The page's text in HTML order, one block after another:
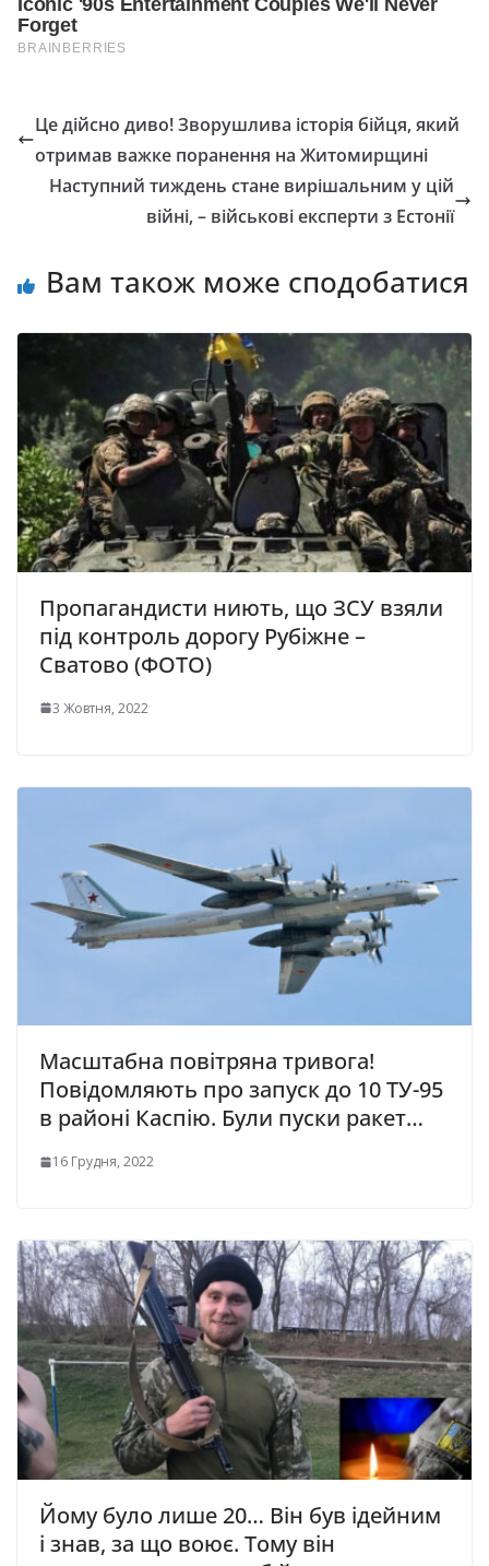
Це дійсно диво! Зворушлива історія бійця, який
отримав важке поранення на Житомирщині
Наступний тиждень стане вирішальним у цій
війні, – військові експерти з Естонії
Вам також може сподобатися
Пропагандисти ниють, що ЗСУ взяли
під контроль дорогу Рубіжне –
Сватово (ФОТО)
3 Жовтня, 2022
Масштабна повітряна тривога!
Повідомляють про запуск до 10 ТУ-95
в районі Каспію. Були пуски ракет…
16 Грудня, 2022
Йому було лише 20… Він був ідейним
і знав, за що вoює. Тому він